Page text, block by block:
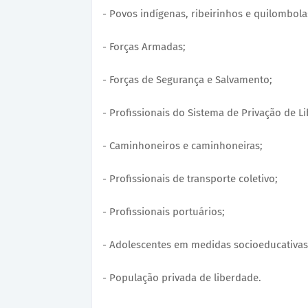
- Povos indígenas, ribeirinhos e
- Forças Armadas;
- Forças de Segurança e Salvamento;
- Profissionais do Sistema de Privação de
- Caminhoneiros e caminhoneiras;
- Profissionais de transporte coletivo;
- Profissionais portuários;
- Adolescentes em medidas
- População privada de liberdade.